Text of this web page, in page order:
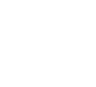
et d'autres